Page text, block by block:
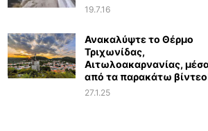
19.7.16
Ανακαλύψτε το Θέρμο
Τριχωνίδας,
Αιτωλοακαρνανίας,
από τα παρακάτω
27.1.25